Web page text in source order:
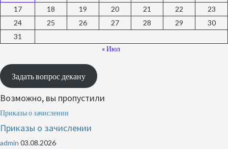
17
18 19 20 21 22
23
24
25 26 27 28 29
30
31
« Июл
Задать вопрос декану
Возможно, вы пропустили
Приказы о зачислении
Приказы о зачислении
admin 03.08.2026